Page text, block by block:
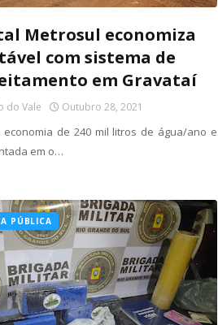
Metrosul economiza
com sistema de
em Gravataí
do Vale Outubro 28, 2021
economia de 240 mil litros de água/ano e
em o…
PÚBLICA